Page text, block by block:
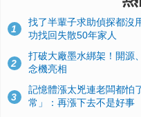
1
找了半輩子求助偵探都沒
功找回失散50年家人
2
打破大廠墨水綁架！開源
念機亮相
3
記憶體漲太兇連老闆都怕
常」：再漲下去不是好事